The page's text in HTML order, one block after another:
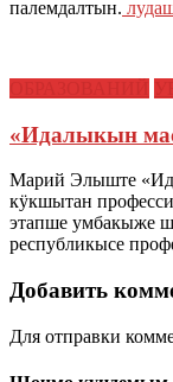
палемдалтын.
«Идалыкын
Марий Элыште
кӱкшытан
этапше умбакыже
республикысе
Добавить
Для отправки